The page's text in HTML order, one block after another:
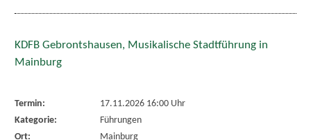
KDFB Gebrontshausen, Musikalische Stadtführung in
Mainburg
Termin:
17.11.2026 16:00 Uhr
Kategorie:
Führungen
Ort:
Mainburg